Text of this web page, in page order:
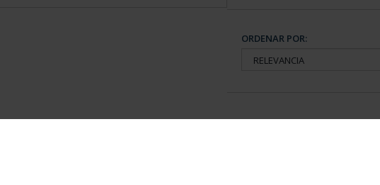
ORDENAR POR: